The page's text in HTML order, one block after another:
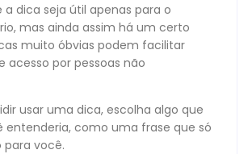
a dica seja útil apenas para o
mas ainda assim há um certo
muito óbvias podem facilitar
acesso por pessoas não
usar uma dica, escolha algo que
entenderia, como uma frase que só
você.